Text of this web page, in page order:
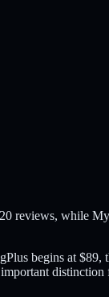
reviews, while
begins at $89,
distinction